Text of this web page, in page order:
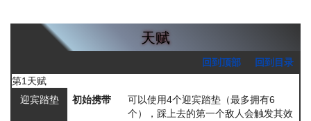
天赋
回到顶部
回到目录
第1天赋
迎宾踏垫
初始携带
可以使用4个迎宾踏垫（最多拥有6
个），踩上去的第一个敌人会触发其效